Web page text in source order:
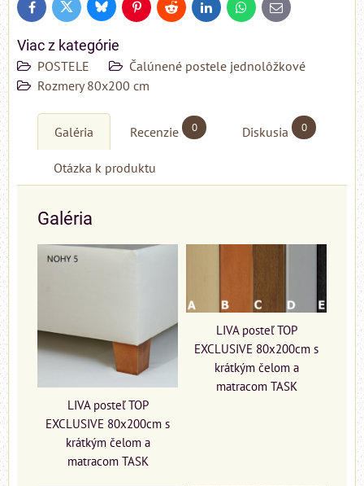
FacebookTwitter BlueskyPinterestReddit LinkedInWhatsApp
E-
mail
Viac z kategórie
POSTELE
Čalúnené postele jednolôžkové
Rozmery 80x200 cm
Galéria Recenzie 0 Diskusia 0
Otázka k produktu
Galéria
LIVA posteľ TOP
EXCLUSIVE 80x200cm s
krátkým čelom a
matracom TASK
LIVA posteľ TOP
EXCLUSIVE 80x200cm s
krátkým čelom a
matracom TASK